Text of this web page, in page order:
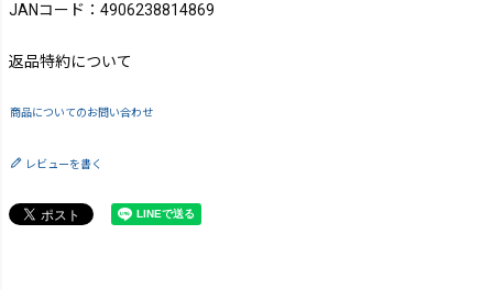
JANコード：4906238814869
返品特約について
商品についてのお問い合わせ
レビューを書く